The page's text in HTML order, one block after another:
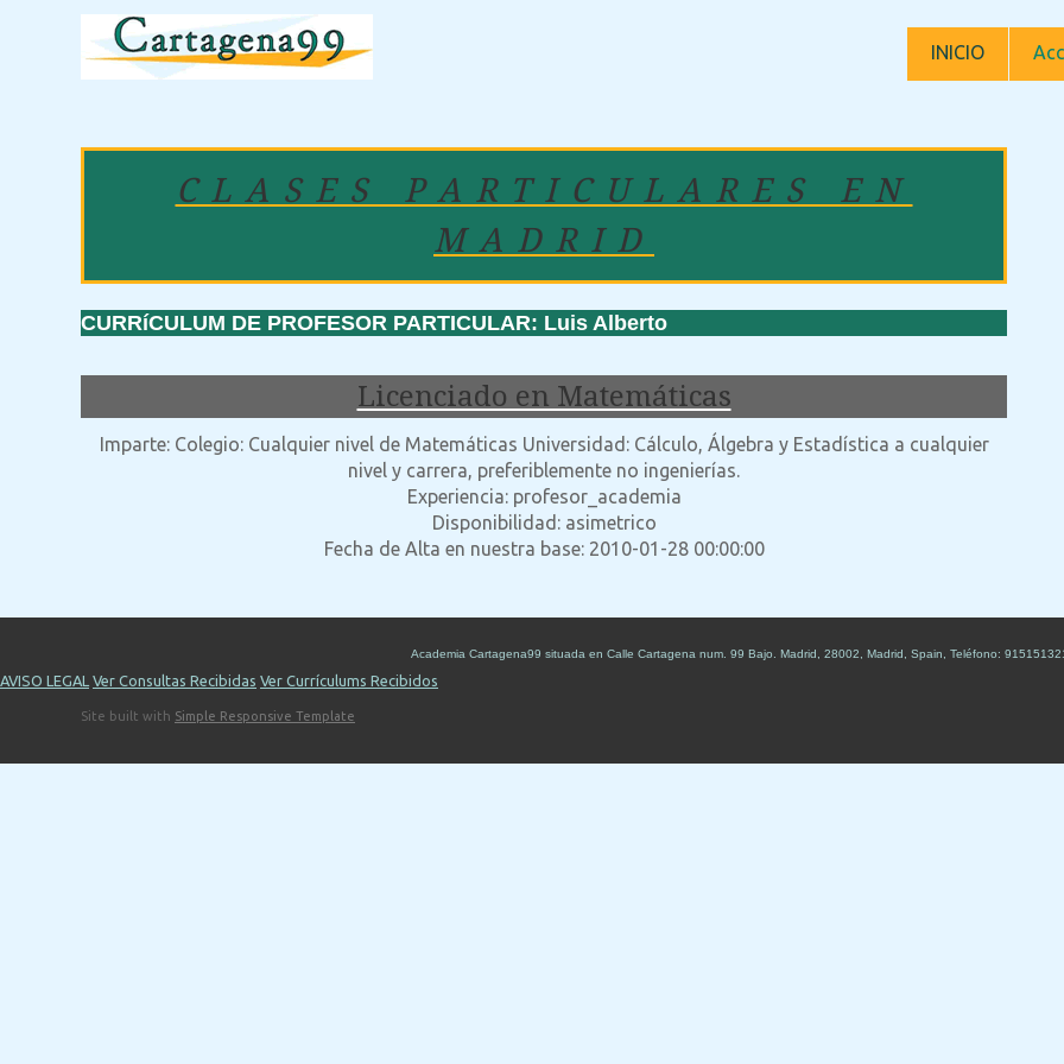
INICIO
CLASES PARTICULARES EN
MADRID
CURRíCULUM DE PROFESOR PARTICULAR: Luis Alberto
Licenciado en Matemáticas
Imparte: Colegio: Cualquier nivel de Matemáticas Universidad: Cálculo, Álgebra y Estadística a cualquier
nivel y carrera, preferiblemente no ingenierías.
Experiencia: profesor_academia
Disponibilidad: asimetrico
Fecha de Alta en nuestra base: 2010-01-28 00:00:00
Academia Cartagena99 situada en Calle Cartagena num. 99 Bajo Madrid 28002 Madrid Spain Teléfono:
AVISO LEGAL Ver Consultas Recibidas Ver Currículums Recibidos
Site built with Simple Responsive Template